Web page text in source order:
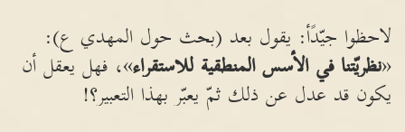
لاحظوا جيّدًأ: يقول بعد (بحث حول المهدي ع):
«نظريّتنا في الأسس المنطقية للاستقراء»، فهل يعقل أن
يكون قد عدل عن ذلك ثمّ يعبّر بهذا التعبير؟!